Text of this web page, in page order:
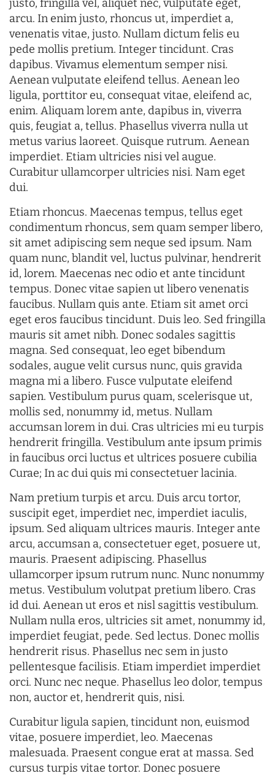
justo, fringilla vel, aliquet nec, vulputate eget,
arcu. In enim justo, rhoncus ut, imperdiet a,
venenatis vitae, justo. Nullam dictum felis eu
pede mollis pretium. Integer tincidunt. Cras
dapibus. Vivamus elementum semper nisi.
Aenean vulputate eleifend tellus. Aenean leo
ligula, porttitor eu, consequat vitae, eleifend ac,
enim. Aliquam lorem ante, dapibus in, viverra
quis, feugiat a, tellus. Phasellus viverra nulla ut
metus varius laoreet. Quisque rutrum. Aenean
imperdiet. Etiam ultricies nisi vel augue.
Curabitur ullamcorper ultricies nisi. Nam eget
dui.
Etiam rhoncus. Maecenas tempus, tellus eget
condimentum rhoncus, sem quam semper libero,
sit amet adipiscing sem neque sed ipsum. Nam
quam nunc, blandit vel, luctus pulvinar, hendrerit
id, lorem. Maecenas nec odio et ante tincidunt
tempus. Donec vitae sapien ut libero venenatis
faucibus. Nullam quis ante. Etiam sit amet orci
eget eros faucibus tincidunt. Duis leo. Sed fringilla
mauris sit amet nibh. Donec sodales sagittis
magna. Sed consequat, leo eget bibendum
sodales, augue velit cursus nunc, quis gravida
magna mi a libero. Fusce vulputate eleifend
sapien. Vestibulum purus quam, scelerisque ut,
mollis sed, nonummy id, metus. Nullam
accumsan lorem in dui. Cras ultricies mi eu turpis
hendrerit fringilla. Vestibulum ante ipsum primis
in faucibus orci luctus et ultrices posuere cubilia
Curae; In ac dui quis mi consectetuer lacinia.
Nam pretium turpis et arcu. Duis arcu tortor,
suscipit eget, imperdiet nec, imperdiet iaculis,
ipsum. Sed aliquam ultrices mauris. Integer ante
arcu, accumsan a, consectetuer eget, posuere ut,
mauris. Praesent adipiscing. Phasellus
ullamcorper ipsum rutrum nunc. Nunc nonummy
metus. Vestibulum volutpat pretium libero. Cras
id dui. Aenean ut eros et nisl sagittis vestibulum.
Nullam nulla eros, ultricies sit amet, nonummy id,
imperdiet feugiat, pede. Sed lectus. Donec mollis
hendrerit risus. Phasellus nec sem in justo
pellentesque facilisis. Etiam imperdiet imperdiet
orci. Nunc nec neque. Phasellus leo dolor, tempus
non, auctor et, hendrerit quis, nisi.
Curabitur ligula sapien, tincidunt non, euismod
vitae, posuere imperdiet, leo. Maecenas
malesuada. Praesent congue erat at massa. Sed
cursus turpis vitae tortor. Donec posuere